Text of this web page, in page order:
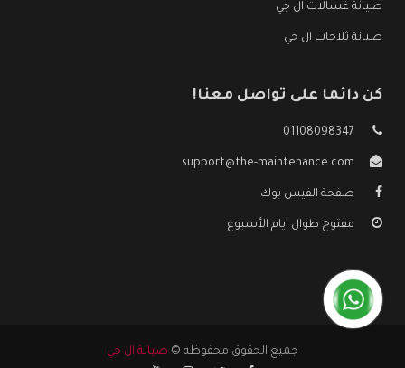
صيانة غسالات ال جي
صيانة ثلاجات ال جي
كن دائما على تواصل معنا!
01108098347
support@the-maintenance.com
صفحة الفيس بوك
مفتوح طوال ايام الأسبوع
جميع الحقوق محفوظه © صيانة ال جي